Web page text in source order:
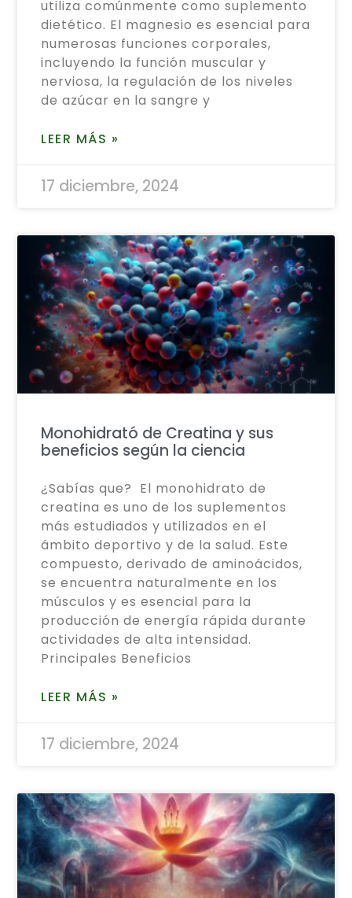
utiliza comúnmente como suplemento
dietético. El magnesio es esencial para
numerosas funciones corporales,
incluyendo la función muscular y
nerviosa, la regulación de los niveles
de azúcar en la sangre y
LEER MÁS »
17 diciembre, 2024
Monohidrató de Creatina y sus
beneficios según la ciencia
¿Sabías que? El monohidrato de
creatina es uno de los suplementos
más estudiados y utilizados en el
ámbito deportivo y de la salud. Este
compuesto, derivado de aminoácidos,
se encuentra naturalmente en los
músculos y es esencial para la
producción de energía rápida durante
actividades de alta intensidad.
Principales Beneficios
LEER MÁS »
17 diciembre, 2024